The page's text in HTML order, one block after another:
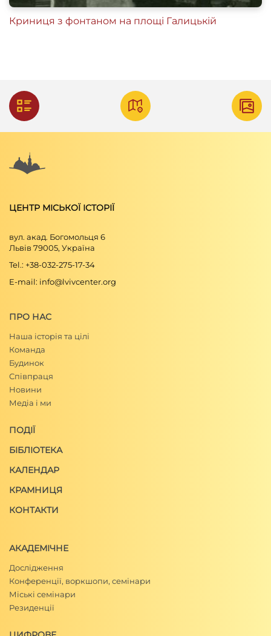
Криниця з фонтаном на площі Галицькій
ЦЕНТР МІСЬКОЇ ІСТОРІЇ
вул. акад. Богомольця 6
Львів 79005, Україна
Tel.: +38-032-275-17-34
E-mail: info@lvivcenter.org
ПРО НАС
Наша історія та цілі
Команда
Будинок
Співпраця
Новини
Медіа і ми
ПОДІЇ
БІБЛІОТЕКА
КАЛЕНДАР
КРАМНИЦЯ
КОНТАКТИ
АКАДЕМІЧНЕ
Дослідження
Конференції, воркшопи, семінари
Міські семінари
Резиденції